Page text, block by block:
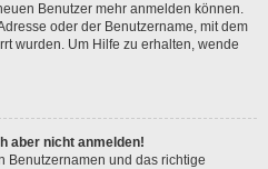
Benutzer mehr anmelden können.
oder der Benutzername, mit dem
wurden. Um Hilfe zu erhalten, wende
aber nicht anmelden!
Benutzernamen und das richtige